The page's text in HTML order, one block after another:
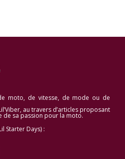
moto, de vitesse, de mode ou de
au travers d’articles proposant
de sa passion pour la moto.
Starter Days) :